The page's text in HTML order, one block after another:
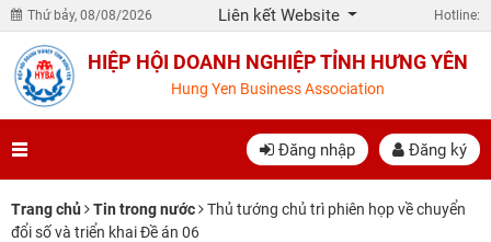
Thứ bảy, 08/08/2026 Liên kết Website Hotline:
HIỆP HỘI DOANH NGHIỆP TỈNH HƯNG YÊN
Hung Yen Business Association
Đăng nhập Đăng ký
Trang chủ Tin trong nước
Thủ tướng chủ trì phiên họp về chuyển
đổi số và triển khai Đề án 06